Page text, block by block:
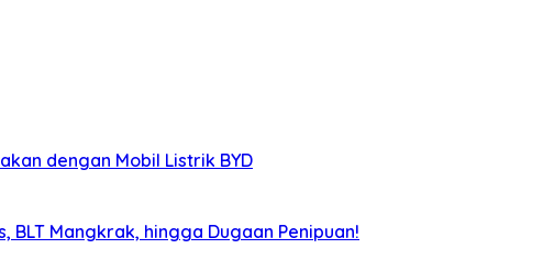
dengan Mobil Listrik BYD
BLT Mangkrak, hingga Dugaan Penipuan!